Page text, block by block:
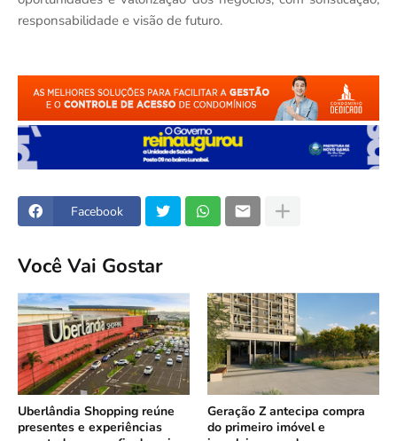
responsabilidade e visão de futuro.
Facebook
Você Vai Gostar
Uberlândia Shopping reúne
presentes e experiências
Geração Z antecipa compra
do primeiro imóvel e